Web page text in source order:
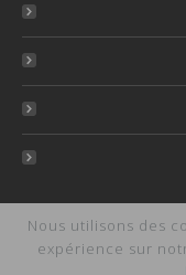
Copyright LMCS -
Nous utilisons des
expérience sur